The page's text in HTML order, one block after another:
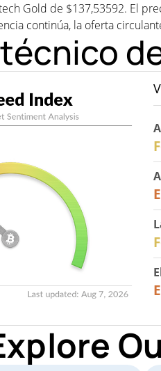
Gold de $137,53592. El
continúa, la oferta